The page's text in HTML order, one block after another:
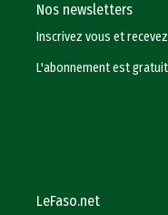
Nos newsletters
Inscrivez vous et
L'abonnement est
LeFaso.net